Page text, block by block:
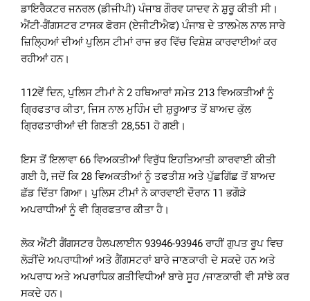
ਡਾਇਰੈਕਟਰ ਜਨਰਲ (ਡੀਜੀਪੀ) ਪੰਜਾਬ ਗੌਰਵ ਯਾਦਵ ਨੇ ਸ਼ੁਰੂ ਕੀਤੀ ਸੀ।
ਐਂਟੀ-ਗੈਂਗਸਟਰ ਟਾਸਕ ਫੋਰਸ (ਏਜੀਟੀਐਫ) ਪੰਜਾਬ ਦੇ ਤਾਲਮੇਲ ਨਾਲ ਸਾਰੇ
ਜ਼ਿਲ੍ਹਿਆਂ ਦੀਆਂ ਪੁਲਿਸ ਟੀਮਾਂ ਰਾਜ ਭਰ ਵਿੱਚ ਵਿਸ਼ੇਸ਼ ਕਾਰਵਾਈਆਂ ਕਰ
ਰਹੀਆਂ ਹਨ।
112ਵੇਂ ਦਿਨ, ਪੁਲਿਸ ਟੀਮਾਂ ਨੇ 2 ਹਥਿਆਰਾਂ ਸਮੇਤ 213 ਵਿਅਕਤੀਆਂ ਨੂੰ
ਗ੍ਰਿਫਤਾਰ ਕੀਤਾ, ਜਿਸ ਨਾਲ ਮੁਹਿੰਮ ਦੀ ਸ਼ੁਰੂਆਤ ਤੋਂ ਬਾਅਦ ਕੁੱਲ
ਗ੍ਰਿਫਤਾਰੀਆਂ ਦੀ ਗਿਣਤੀ 28,551 ਹੋ ਗਈ।
ਇਸ ਤੋਂ ਇਲਾਵਾ 66 ਵਿਅਕਤੀਆਂ ਵਿਰੁੱਧ ਇਹਤਿਆਤੀ ਕਾਰਵਾਈ ਕੀਤੀ
ਗਈ ਹੈ, ਜਦੋਂ ਕਿ 28 ਵਿਅਕਤੀਆਂ ਨੂੰ ਤਫਤੀਸ਼ ਅਤੇ ਪੁੱਛਗਿੱਛ ਤੋਂ ਬਾਅਦ
ਛੱਡ ਦਿੱਤਾ ਗਿਆ। ਪੁਲਿਸ ਟੀਮਾਂ ਨੇ ਕਾਰਵਾਈ ਦੌਰਾਨ 11 ਭਗੌੜੇ
ਅਪਰਾਧੀਆਂ ਨੂੰ ਵੀ ਗ੍ਰਿਫਤਾਰ ਕੀਤਾ ਹੈ।
ਲੋਕ ਐਂਟੀ ਗੈਂਗਸਟਰ ਹੈਲਪਲਾਈਨ 93946-93946 ਰਾਹੀਂ ਗੁਪਤ ਰੂਪ ਵਿਚ
ਲੋੜੀਂਦੇ ਅਪਰਾਧੀਆਂ ਅਤੇ ਗੈਂਗਸਟਰਾਂ ਬਾਰੇ ਜਾਣਕਾਰੀ ਦੇ ਸਕਦੇ ਹਨ ਅਤੇ
ਅਪਰਾਧ ਅਤੇ ਅਪਰਾਧਿਕ ਗਤੀਵਿਧੀਆਂ ਬਾਰੇ ਸੂਹ /ਜਾਣਕਾਰੀ ਵੀ ਸਾਂਝੇ ਕਰ
ਸਕਦੇ ਹਨ।